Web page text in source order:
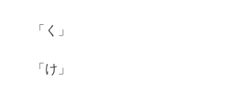
「く」
「け」